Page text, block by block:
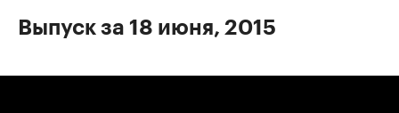
Выпуск за 18 июня, 2015